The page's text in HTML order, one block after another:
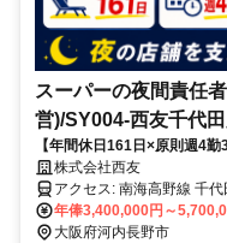
スーパーの夜間責任
営)/SY004-西友千代
【年間休日161日×原則週4
ネジメント経験を優遇します！
株式会社西友
アクセス: 南海高野
年俸3,400,000円～
大阪府河内長野市